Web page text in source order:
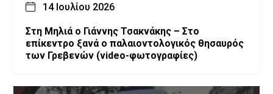
14 Ιουλίου 2026
Στη Μηλιά ο Γιάννης Τσακνάκης – Στο
επίκεντρο ξανά ο παλαιοντολογικός θησαυρός
των Γρεβενών (video-φωτογραφίες)